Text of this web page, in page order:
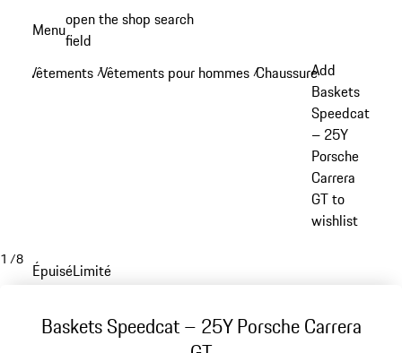
principal
Menuopen the shop search
field
Vêtements /Vêtements pour hommes /Chaussures /
Add
Baskets
Speedcat
– 25Y
Porsche
Carrera
GT to
wishlist
1 /8
ÉpuiséLimité
Baskets Speedcat – 25Y Porsche Carrera